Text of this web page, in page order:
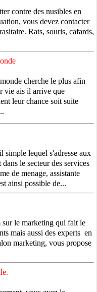
contre des nusibles en
vous devez contacter
Rats, souris, cafards,
cherche le plus afin
vie ais il arrive que
leur chance soit suite
simple lequel s'adresse aux
le secteur des services
de menage, assistante
ainsi possible de...
le marketing qui fait le
mais aussi des experts en
marketing, vous propose